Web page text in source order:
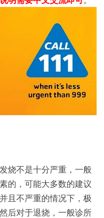
烧不是十分严重，一般
的，可能大多数的建议
且不严重的情况下，极
后对于退烧，一般诊所